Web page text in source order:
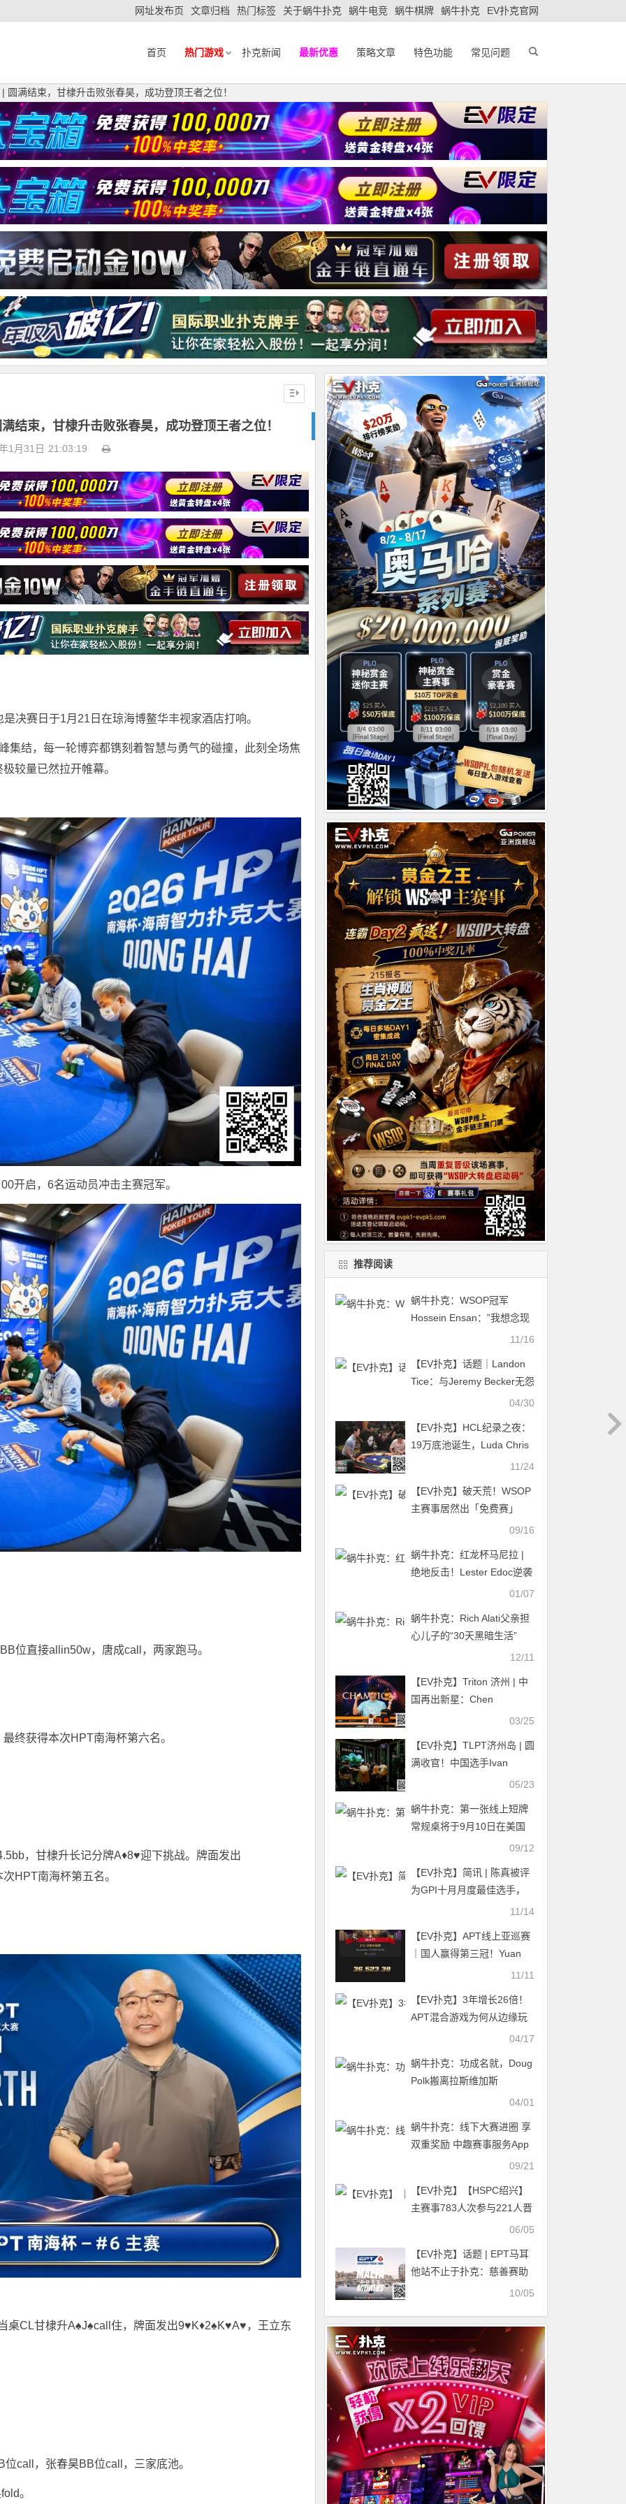
网址发布页 文章归档 热门标签 关于蜗牛扑克 蜗牛电竞 蜗牛棋牌 蜗牛扑克 EV扑克官网
首页 热门游戏 扑克新闻 最新优惠 策略文章 特色功能 常见问题
满结束，甘棣升击败张春昊，成功登顶王者之位！
结束，甘棣升击败张春昊，成功登顶王者之位！
1月31日 21:03:19
决赛日于1月21日在琼海博鳌华丰视家酒店打响。
集结，每一轮博弈都镌刻着智慧与勇气的碰撞，此刻全场焦
较量已然拉开帷幕。
开启，6名运动员冲击主赛冠军。
位直接allin50w，唐成call，两家跑马。
终获得本次HPT南海杯第六名。
，甘棣升长记分牌A♦8♥迎下挑战。牌面发出
HPT南海杯第五名。
桌CL甘棣升A♠J♠call住，牌面发出9♥K♦2♠K♥A♥，王立东
call，张春昊BB位call，三家底池。
。
推荐阅读
蜗牛扑克：WSOP冠军
Hossein Ensan：”我想念现
11/16
【EV扑克】话题｜Landon
Tice：与Jeremy Becker无怨
无仇，只想让他付出代价04/30
【EV扑克】HCL纪录之夜：
19万底池诞生，Luda Chris
11/24
【EV扑克】破天荒！WSOP
主赛事居然出「免费赛」
了，2,500W刀奖励 引发全
09/16
蜗牛扑克：红龙杯马尼拉 |
绝地反击！Lester Edoc逆袭
夺得超级豪客赛冠军，狂揽
01/07
蜗牛扑克：Rich Alati父亲担
心儿子的“30天黑暗生活”
12/11
【EV扑克】Triton 济州 | 中
国再出新星：Chen
Mingcong斩获个人首个03/25
【EV扑克】TLPT济州岛 | 圆
满收官！中国选手Ivan
Zhang获$25K超豪赛冠军，
豪赛冠军！
05/23
蜗牛扑克：第一张线上短牌
常规桌将于9月10日在美国
09/12
【EV扑克】简讯 | 陈真被评
为GPI十月月度最佳选手，
Ren Lin和丁彪分获第六、七
11/14
【EV扑克】APT线上亚巡赛
｜国人赢得第三冠！Yuan
Jie决赛桌9BB逆袭斩获26W
11/11
【EV扑克】3年增长26倍！
APT混合游戏为何从边缘玩
04/17
蜗牛扑克：功成名就，Doug
Polk搬离拉斯维加斯
04/01
蜗牛扑克：线下大赛进圈 享
双重奖励 中趣赛事服务App
09/21
【EV扑克】【HSPC绍兴】
主赛事783人次参与221人晋
级，聂一洲和叶荟分别登顶
06/05
【EV扑克】话题 | EPT马耳
他站不止于扑克：慈善赛助
10/05